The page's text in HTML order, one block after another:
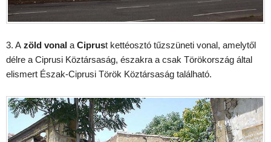
3. A zöld vonal a Ciprust kettéosztó tűzszüneti vonal, amelytől
délre a Ciprusi Köztársaság, északra a csak Törökország által
elismert Észak-Ciprusi Török Köztársaság található.